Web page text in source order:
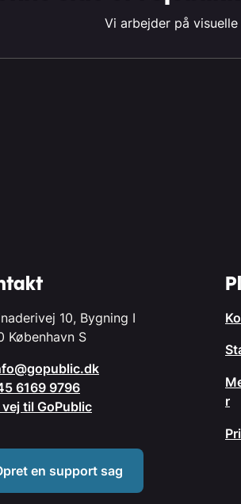
Vi arbejder på visuelle
10, Bygning I
København S
6169 9796
vej til GoPublic
en support sag
r